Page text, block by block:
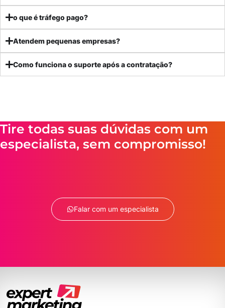
o que é tráfego pago?
Atendem pequenas empresas?
Como funciona o suporte após a contratação?
Tire todas suas dúvidas com um
especialista, sem compromisso!
Falar com um especialista